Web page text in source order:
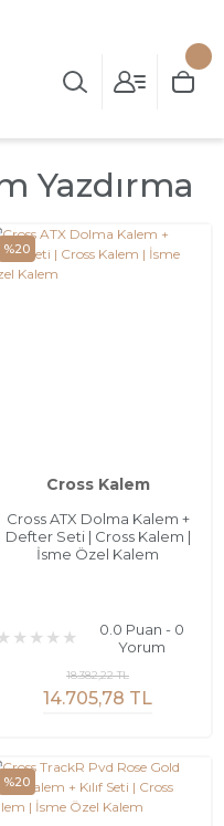
Yazdırma
%20
Cross Kalem
Cross ATX Dolma Kalem +
Defter Seti | Cross Kalem |
İsme Özel Kalem
0.0 Puan - 0
Yorum
14.705,78 TL
18.382,22 TL
%20